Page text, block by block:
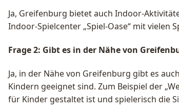
Ja, Greifenburg bietet auch Indoor-
Indoor-Spielcenter „Spiel-Oase“ mit vielen
Frage 2: Gibt es in der Nähe von
Ja, in der Nähe von Greifenburg gibt es
Kindern geeignet sind. Zum Beispiel der
für Kinder gestaltet ist und spielerisch die